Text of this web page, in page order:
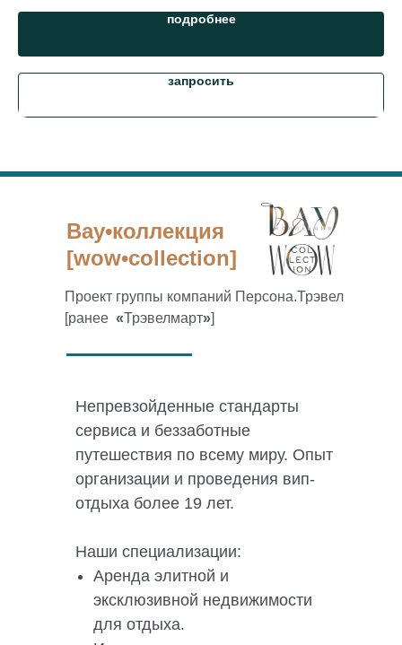
подробнее
запросить
Вау•коллекция
[wow•collection]
Проект группы компаний Персона.Трэвел
[ранее «Трэвелмарт»]
Непревзойденные стандарты
сервиса и беззаботные
путешествия по всему миру. Опыт
организации и проведения вип-
отдыха более 19 лет.
Наши специализации:
Аренда элитной и
эксклюзивной недвижимости
для отдыха.